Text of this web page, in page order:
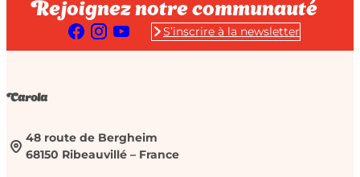
Rejoignez notre communauté
S’inscrire à la newsletter
Carola
48 route de Bergheim
68150 Ribeauvillé – France